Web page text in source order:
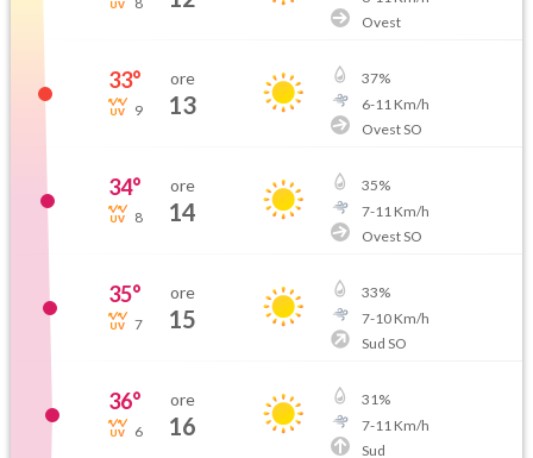
Ovest
33°
9
ore
13
37%
6-11 Km/h
Ovest SO
34°
8
ore
14
35%
7-11 Km/h
Ovest SO
35°
7
ore
15
33%
7-10Km/h
Sud SO
36°
6
ore
16
31%
7-11 Km/h
Sud